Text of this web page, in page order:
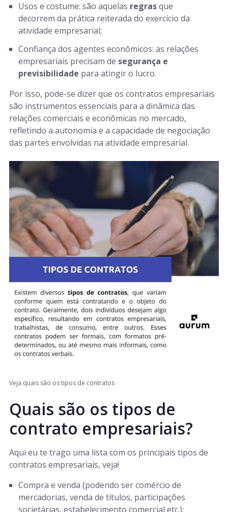
Usos e costume: são aquelas regrasque
decorrem da prática reiterada do exercício da
atividade empresarial;
Confiança dos agentes econômicos: as relações
empresariais precisam de segurança e
previsibilidade para atingir o lucro.
Por isso, pode-se dizer que os contratos empresariais
são instrumentos essenciais para a dinâmica das
relações comerciais e econômicas no mercado,
refletindo a autonomia e a capacidade de negociação
das partes envolvidas na atividade empresarial.
Veja quais são os tipos de contratos
Quais são os tipos de
contrato empresariais?
Aqui eu te trago uma lista com os principais tipos de
contratos empresariais, veja!
Compra e venda (podendo ser comércio de
mercadorias, venda de títulos, participações
societárias, estabelecimento comercial etc.);